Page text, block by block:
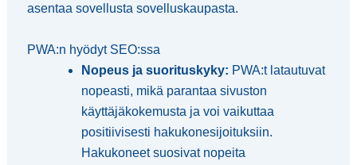
asentaa sovellusta sovelluskaupasta.
PWA:n hyödyt SEO:ssa
Nopeus ja suorituskyky: PWA:t latautuvat
nopeasti, mikä parantaa sivuston
käyttäjäkokemusta ja voi vaikuttaa
positiivisesti hakukonesijoituksiin.
Hakukoneet suosivat nopeita